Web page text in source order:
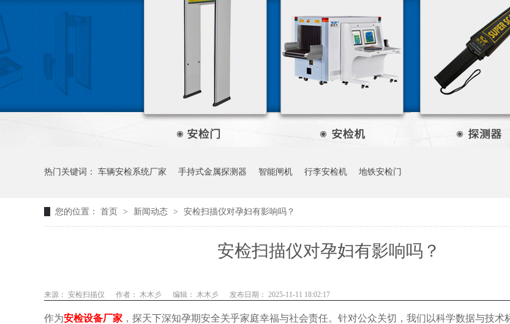
热门关键词： 车辆安检系统厂家 手持式金属探测器 智能闸机 行李安检机 地铁安检门
您的位置： 首页 > 新闻动态 > 安检扫描仪对孕妇有影响吗？
安检扫描仪对孕妇有影响吗？
来源： 安检扫描仪 作者： 木木彡 编辑： 木木彡 发布日期： 2025-11-11 18:02:17
作为安检设备厂家 ，探天下深知孕期安全关乎家庭幸福与社会责任。针对公众关切，我们以科学数据与技术